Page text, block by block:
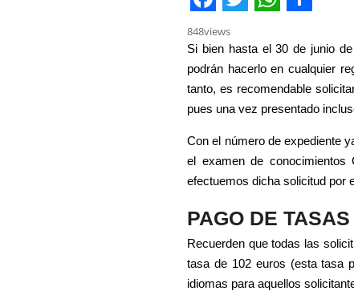
Facebook
TwitterShare
848views
Si bien hasta el 30 de junio
podrán hacerlo en cualquier
tanto, es recomendable
pues una vez presentado
Con el número de expediente
el examen de conocimientos
efectuemos dicha solicitud por
PAGO DE
Recuerden que todas las
tasa de 102 euros (esta tasa
idiomas para aquellos